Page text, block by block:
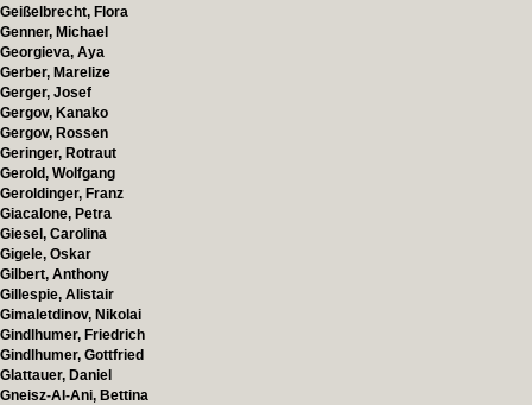
Geißelbrecht, Flora
Genner, Michael
Georgieva, Aya
Gerber, Marelize
Gerger, Josef
Gergov, Kanako
Gergov, Rossen
Geringer, Rotraut
Gerold, Wolfgang
Geroldinger, Franz
Giacalone, Petra
Giesel, Carolina
Gigele, Oskar
Gilbert, Anthony
Gillespie, Alistair
Gimaletdinov, Nikolai
Gindlhumer, Friedrich
Gindlhumer, Gottfried
Glattauer, Daniel
Gneisz-Al-Ani, Bettina